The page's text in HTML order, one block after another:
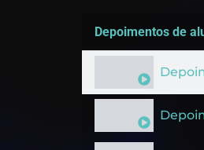
Depoimentos de